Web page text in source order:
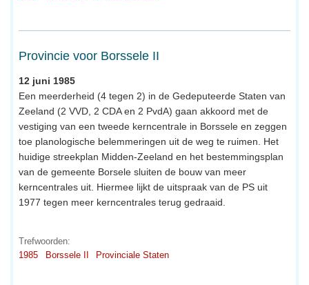
Provincie voor Borssele II
12 juni 1985
Een meerderheid (4 tegen 2) in de Gedeputeerde Staten van
Zeeland (2 VVD, 2 CDA en 2 PvdA) gaan akkoord met de
vestiging van een tweede kerncentrale in Borssele en zeggen
toe planologische belemmeringen uit de weg te ruimen. Het
huidige streekplan Midden-Zeeland en het bestemmingsplan
van de gemeente Borsele sluiten de bouw van meer
kerncentrales uit. Hiermee lijkt de uitspraak van de PS uit
1977 tegen meer kerncentrales terug gedraaid.
Trefwoorden:
1985
Borssele II Provinciale Staten